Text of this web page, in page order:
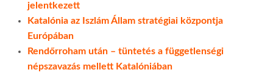
jelentkezett
Katalónia az Iszlám Állam stratégiai központja
Európában
Rendőrroham után – tüntetés a függetlenségi
népszavazás mellett Katalóniában